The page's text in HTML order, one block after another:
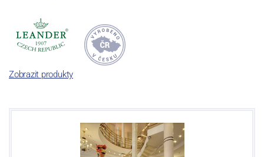
Zobrazit produkty